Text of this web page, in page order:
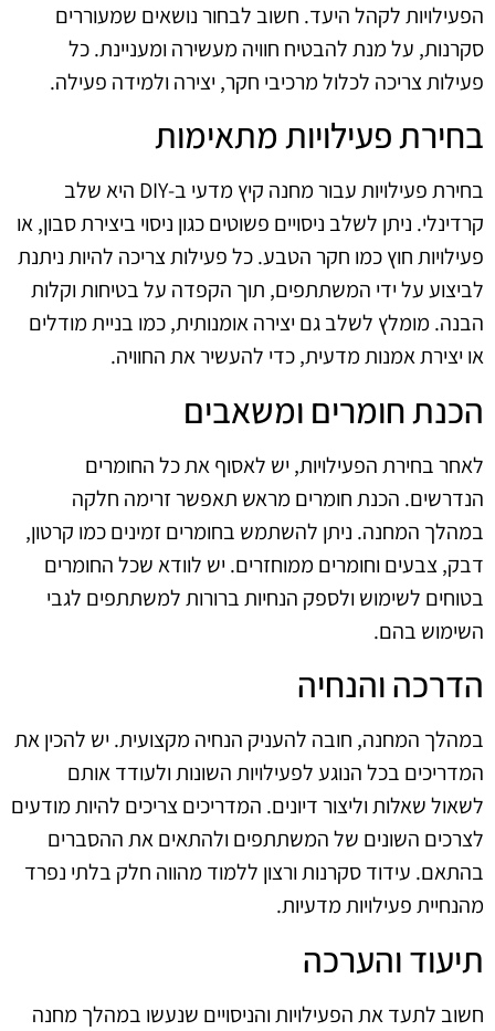
הפעילויות לקהל היעד. חשוב לבחור נושאים שמעוררים
סקרנות, על מנת להבטיח חוויה מעשירה ומעניינת. כל
פעילות צריכה לכלול מרכיבי חקר, יצירה ולמידה פעילה.
בחירת פעילויות מתאימות
בחירת פעילויות עבור מחנה קיץ מדעי ב‑DIY היא שלב
קרדינלי. ניתן לשלב ניסויים פשוטים כגון ניסוי ביצירת סבון, או
פעילויות חוץ כמו חקר הטבע. כל פעילות צריכה להיות ניתנת
לביצוע על ידי המשתתפים, תוך הקפדה על בטיחות וקלות
הבנה. מומלץ לשלב גם יצירה אומנותית, כמו בניית מודלים
או יצירת אמנות מדעית, כדי להעשיר את החוויה.
הכנת חומרים ומשאבים
לאחר בחירת הפעילויות, יש לאסוף את כל החומרים
הנדרשים. הכנת חומרים מראש תאפשר זרימה חלקה
במהלך המחנה. ניתן להשתמש בחומרים זמינים כמו קרטון,
דבק, צבעים וחומרים ממוחזרים. יש לוודא שכל החומרים
בטוחים לשימוש ולספק הנחיות ברורות למשתתפים לגבי
השימוש בהם.
הדרכה והנחיה
במהלך המחנה, חובה להעניק הנחיה מקצועית. יש להכין את
המדריכים בכל הנוגע לפעילויות השונות ולעודד אותם
לשאול שאלות וליצור דיונים. המדריכים צריכים להיות מודעים
לצרכים השונים של המשתתפים ולהתאים את ההסברים
בהתאם. עידוד סקרנות ורצון ללמוד מהווה חלק בלתי נפרד
מהנחיית פעילויות מדעיות.
תיעוד והערכה
חשוב לתעד את הפעילויות והניסויים שנעשו במהלך מחנה